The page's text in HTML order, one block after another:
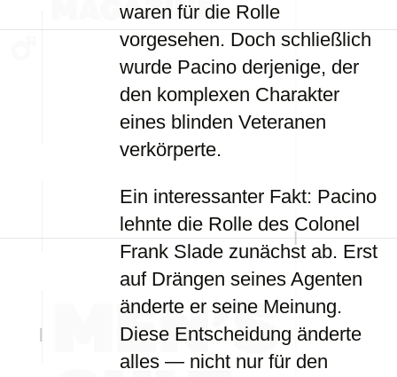
waren für die Rolle
vorgesehen. Doch schließlich
wurde Pacino derjenige, der
den komplexen Charakter
eines blinden Veteranen
verkörperte.
Ein interessanter Fakt: Pacino
lehnte die Rolle des Colonel
Frank Slade zunächst ab. Erst
auf Drängen seines Agenten
änderte er seine Meinung.
Diese Entscheidung änderte
alles — nicht nur für den